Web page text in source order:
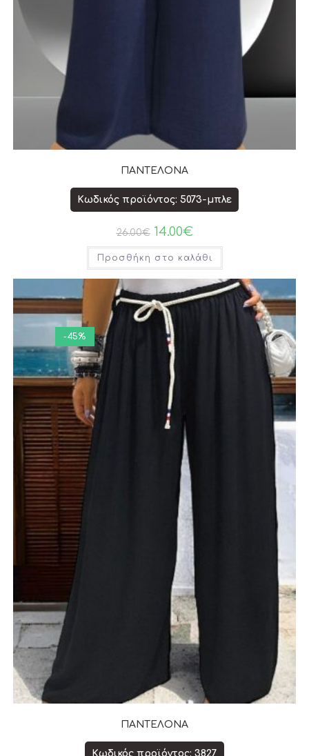
ΠΑΝΤΕΛΟΝΑ
Κωδικός προϊόντος: 5073-μπλε
26.00€ 14.00€
Προσθήκη στο καλάθι
-45%
ΠΑΝΤΕΛΟΝΑ
Κωδικός προϊόντος: 3827